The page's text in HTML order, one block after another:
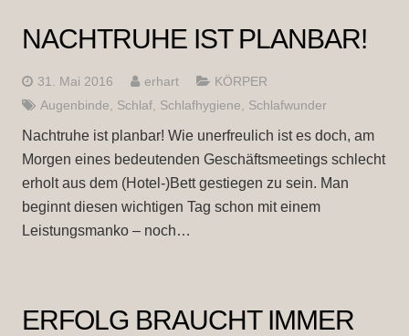
NACHTRUHE IST PLANBAR!
31. Mai 2016 erhart
KÖRPER
Augenbinde
Schlaf, Schlafhygiene Schlafwunder
Nachtruhe ist planbar! Wie unerfreulich ist es doch, am
Morgen eines bedeutenden Geschäftsmeetings schlecht
erholt aus dem (Hotel-)Bett gestiegen zu sein. Man
beginnt diesen wichtigen Tag schon mit einem
Leistungsmanko – noch…
ERFOLG BRAUCHT IMMER